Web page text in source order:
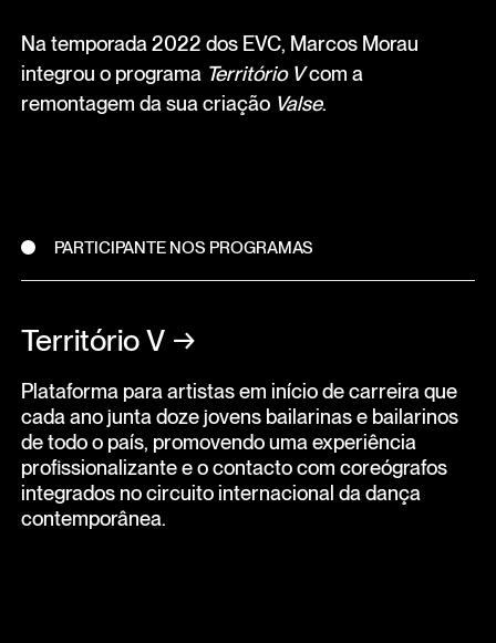
Na temporada 2022 dos EVC, Marcos Morau
integrou o programa Território Vcom a
remontagem da sua criação Valse.
PARTICIPANTE NOS PROGRAMAS
Território V →
Plataforma para artistas em início de carreira que
cada ano junta doze jovens bailarinas e bailarinos
de todo o país, promovendo uma experiência
profissionalizante e o contacto com coreógrafos
integrados no circuito internacional da dança
contemporânea.